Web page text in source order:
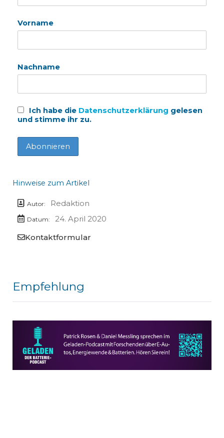
Vorname
Nachname
Ich habe die Datenschutzerklärung gelesen
und stimme ihr zu.
Hinweise zum Artikel
Autor: Redaktion
Datum:
24. April 2020
Kontaktformular
Empfehlung